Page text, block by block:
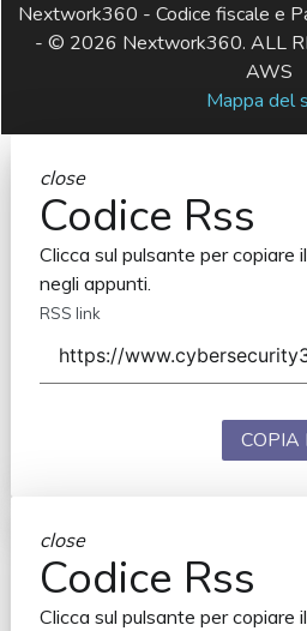
Nextwork360 - Codice fiscale e
- © 2026 Nextwork360. ALL
AWS
Mappa del
close
Codice Rss
Clicca sul pulsante per copiare
negli appunti.
RSS link
COPIA
close
Codice Rss
Clicca sul pulsante per copiare